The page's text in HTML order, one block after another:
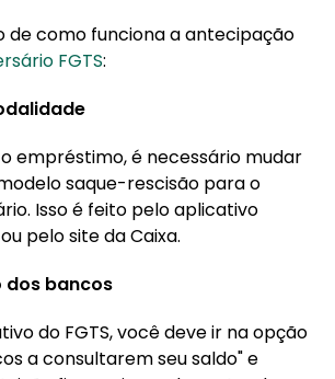
de como funciona a antecipação
FGTS:
empréstimo, é necessário mudar
saque-rescisão para o
Isso é feito pelo aplicativo
pelo site da Caixa.
dos bancos
do FGTS, você deve ir na opção
a consultarem seu saldo" e